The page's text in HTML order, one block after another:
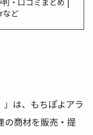
ど
」は、もちぽよアラ
の商材を販売・提